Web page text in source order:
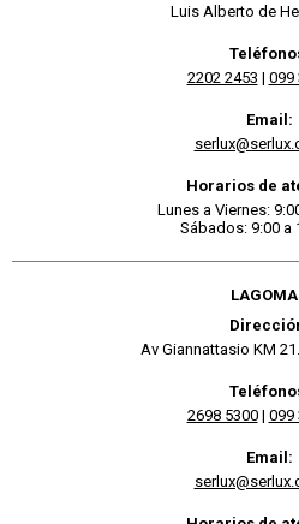
Luis Alberto de
2202 2453 | 099
Email:
Horarios de
Lunes a Viernes:
Sábados: 9:00 a
Av Giannattasio KM
2698 5300| 099
Email: